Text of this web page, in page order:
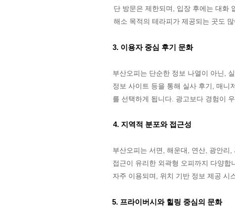
단 방문은 제한되며, 입장 후에는 대화
해소 목적의 테라피가 제공되는 곳도
3. 이용자 중심 후기 문화
부산오피는 단순한 정보 나열이 아닌,
정보 사이트 등을 통해 실사 후기, 매니
를 선택하게 됩니다. 광고보다 경험이
4. 지역적 분포와 접근성
부산오피는 서면, 해운대, 연산, 광안리
접근이 유리한 외곽형 오피까지 다양
자주 이용되며, 위치 기반 정보 제공 시
5. 프라이버시와 힐링 중심의 문화